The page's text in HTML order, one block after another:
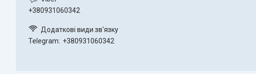
+380931060342
Telegram +380931060342